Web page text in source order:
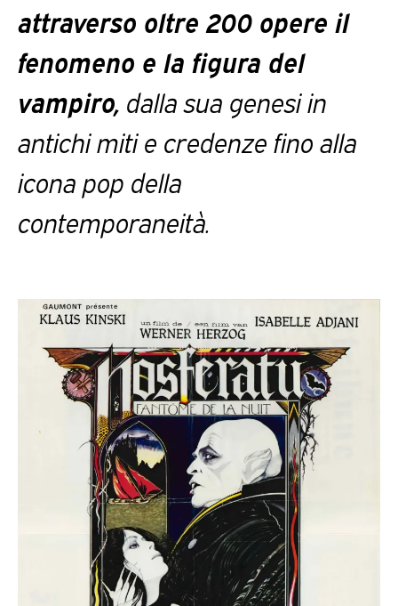
attraverso oltre 200 opere il
fenomeno e la figura del
vampiro, dalla sua genesi in
antichi miti e credenze fino alla
icona pop della
contemporaneità.